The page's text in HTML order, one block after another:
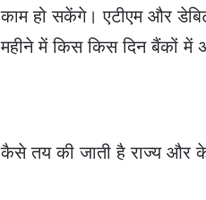
काम हो सकेंगे। एटीएम और
महीने में किस किस दिन बैंकों में
कैसे तय की जाती है राज्य और